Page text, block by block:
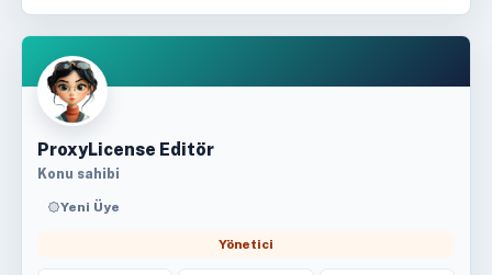
ProxyLicense Editör
Konu sahibi
Yeni Üye
Yönetici